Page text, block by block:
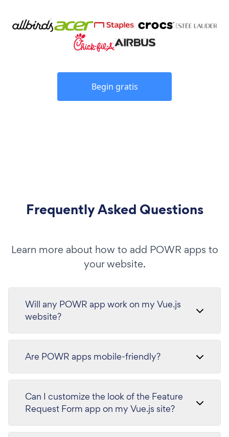
Begin gratis
Frequently Asked Questions
Learn more about how to add POWR apps to
your website.
Will any POWR app work on my Vue.js
website?
Are POWR apps mobile-friendly?
Can I customize the look of the Feature
Request Form app on my Vue.js site?